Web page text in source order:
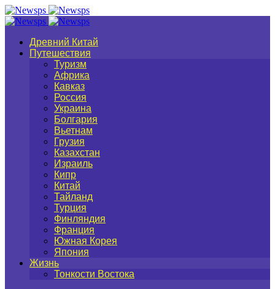
Древний Китай
Путешествия
Туризм
Африка
Кавказ
Россия
Украина
Болгария
Вьетнам
Грузия
Казахстан
Израиль
Кипр
Китай
Тайланд
Турция
Финляндия
Франция
Южная Корея
Япония
Жизнь
Тонкости Востока